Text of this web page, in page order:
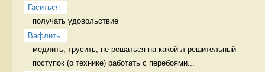
Гаситься
получать удовольствие
Вафлить
медлить, трусить, не решаться на какой-л решительный
поступок (о технике) работать с перебоями...